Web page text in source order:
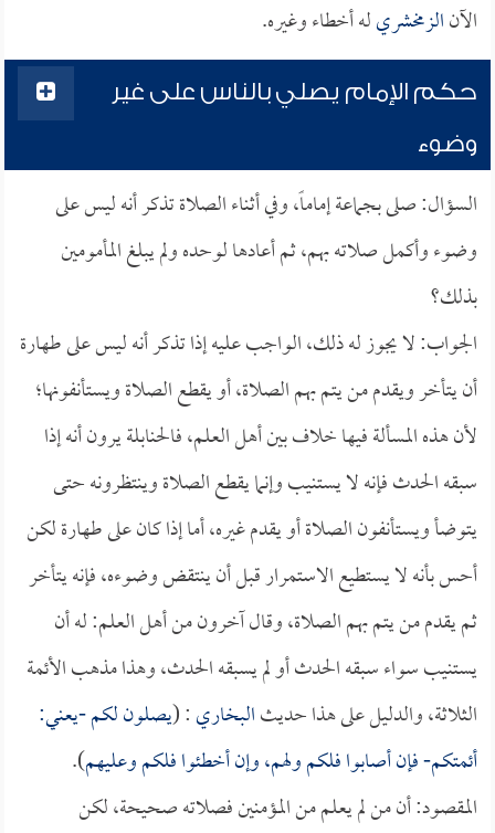
الآنالزمخشريله أخطاء وغيره.
حكم الإمام يصلي بالناس على غير
وضوء
السؤال: صلى بجماعة إماماً، وفي أثناء الصلاة تذكر أنه ليس على
وضوء وأكمل صلاته بهم، ثم أعادها لوحده ولم يبلغ المأمومين
بذلك؟
الجواب: لا يجوز له ذلك، الواجب عليه إذا تذكر أنه ليس على طهارة
أن يتأخر ويقدم من يتم بهم الصلاة، أو يقطع الصلاة ويستأنفونها؛
لأن هذه المسألة فيها خلاف بين أهل العلم، فالحنابلة يرون أنه إذا
سبقه الحدث فإنه لا يستنيب وإنما يقطع الصلاة وينتظرونه حتى
يتوضأ ويستأنفون الصلاة أو يقدم غيره، أما إذا كان على طهارة لكن
أحس بأنه لا يستطيع الاستمرار قبل أن ينتقض وضوءه، فإنه يتأخر
ثم يقدم من يتم بهم الصلاة، وقال آخرون من أهل العلم: له أن
يستنيب سواء سبقه الحدث أو لم يسبقه الحدث، وهذا مذهب الأئمة
الثلاثة، والدليل على هذا حديثالبخاري: (يصلون لكم -يعني:
أئمتكم- فإن أصابوا فلكم ولهم، وإن أخطئوا فلكم وعليهم).
المقصود: أن من لم يعلم من المؤمنين فصلاته صحيحة، لكن